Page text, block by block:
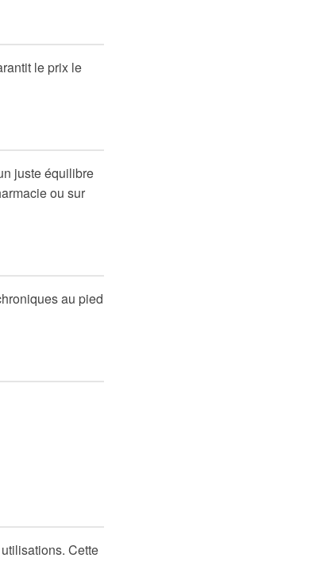
le prix le
juste équilibre
ou sur
au pied
Cette